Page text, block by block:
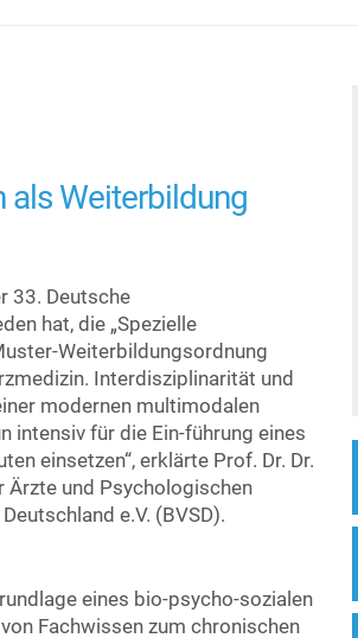
als Weiterbildung
33. Deutsche
hat, die „Spezielle
Weiterbildungsordnung
Interdisziplinarität und
modernen multimodalen
intensiv für die Ein-führung eines
einsetzen“, erklärte Prof. Dr. Dr.
und Psychologischen
e.V. (BVSD).
eines bio-psycho-sozialen
Fachwissen zum chronischen